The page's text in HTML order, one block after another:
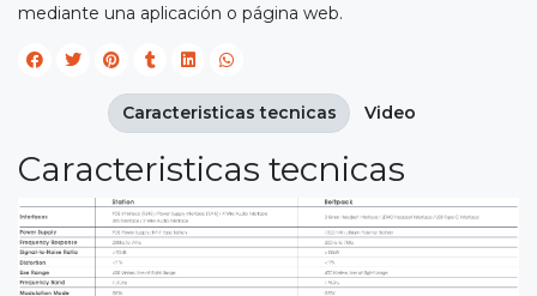
mediante una aplicación o página web.
Caracteristicas tecnicas
Caracteristicas tecnicas Video